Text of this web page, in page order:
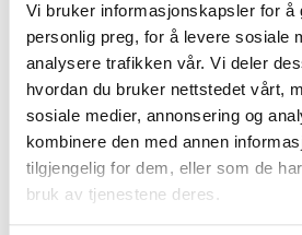
Vi bruker informasjonskapsler for å
personlig preg, for å levere sosiale
analysere trafikken vår. Vi deler
hvordan du bruker nettstedet vårt,
sosiale medier, annonsering og
kombinere den med annen
tilgjengelig for dem, eller som de
bruk av tjenestene deres.
NCC skal i samspill med
Ammonia utvikle
2026-03-18 14:45